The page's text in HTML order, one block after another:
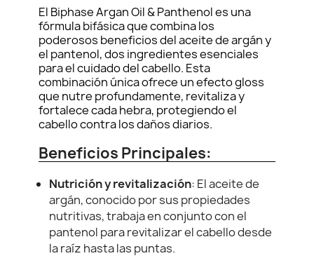
El Biphase Argan Oil & Panthenol es una
fórmula bifásica que combina los
poderosos beneficios del aceite de argán y
el pantenol, dos ingredientes esenciales
para el cuidado del cabello. Esta
combinación única ofrece un efecto gloss
que nutre profundamente, revitaliza y
fortalece cada hebra, protegiendo el
cabello contra los daños diarios.
Beneficios Principales:
Nutrición y revitalización: El aceite de
argán, conocido por sus propiedades
nutritivas, trabaja en conjunto con el
pantenol para revitalizar el cabello desde
la raíz hasta las puntas.